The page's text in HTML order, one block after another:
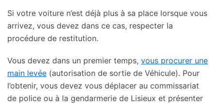
Si votre voiture n’est déjà plus à sa place lorsque vous
arrivez, vous devez dans ce cas, respecter la
procédure de restitution.
Vous devez dans un premier temps, vous procurer une
main levée (autorisation de sortie de Véhicule). Pour
l’obtenir, vous devez vous déplacer au commissariat
de police ou à la gendarmerie de Lisieux et présenter